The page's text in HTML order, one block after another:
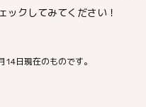
ックしてみてください！
日現在のものです。